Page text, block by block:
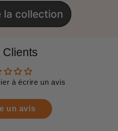
la collection
Clients
à écrire un avis
un avis